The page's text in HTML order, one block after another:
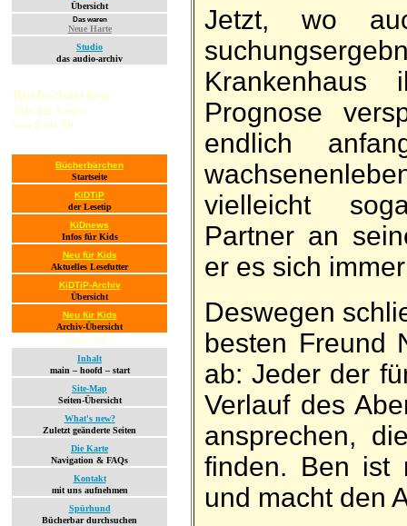
Übersicht
Das waren
Neue Harte
Studio
das audio-archiv
Bücherbärchen
Tips für Leser
von 8 bis 80
Bücherbärchen
Startseite
KiDTiP
der Lesetip
KiDnews
Infos für Kids
Neu für Kids
Aktuelles Lesefutter
KiDTiP-Archiv
Übersicht
Neu für Kids
Archiv-Übersicht
Seiteninfos
Inhalt
main – hoofd – start
Site-Map
Seiten-Übersicht
What's new?
Zuletzt geänderte Seiten
Die Karte
Navigation & FAQs
Kontakt
mit uns aufnehmen
Spürhund
Bücherbar durchsuchen
Jetzt, wo
Prog­nose
end­lich
viel­leicht
Partner an
er es sich
Des­wegen
besten Freund
ab: Jeder der
Ver­lauf des
an­sprechen,
finden. Ben ist
und macht den